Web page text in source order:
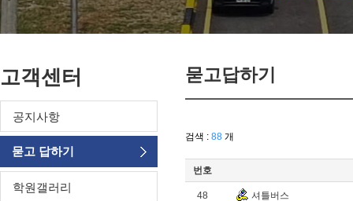
고객센터
공지사항
묻고 답하기
학원갤러리
묻고답하기
검색 : 88 개
번호
48 셔틀버스